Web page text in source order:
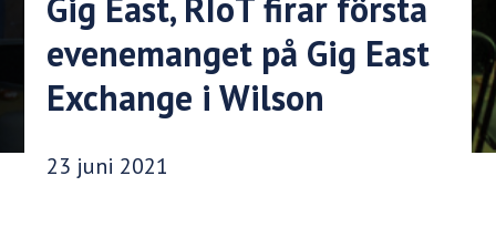
evenemanget på Gig East
Exchange i Wilson
Publiceringsdatum:
23 juni 2021